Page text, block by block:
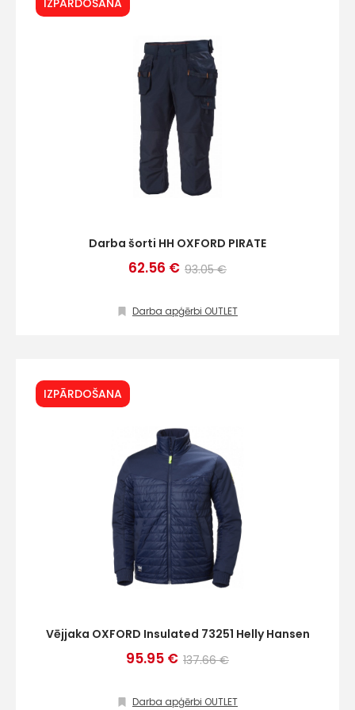
IZPĀRDOŠANA
Darba šorti HH OXFORD PIRATE
62.56 € 93.05 €
Darba apģērbi OUTLET
IZPĀRDOŠANA
Vējjaka OXFORD Insulated 73251 Helly Hansen
95.95 € 137.66 €
Darba apģērbi OUTLET
Sazinies
mums!
Atbildēsim
ātrāk
E-pasts
Kontakttālrunis
+